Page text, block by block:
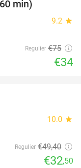
min)
9.2 star
Regulier €75
€34
10.0 star
Regulier €49,40
€32,50